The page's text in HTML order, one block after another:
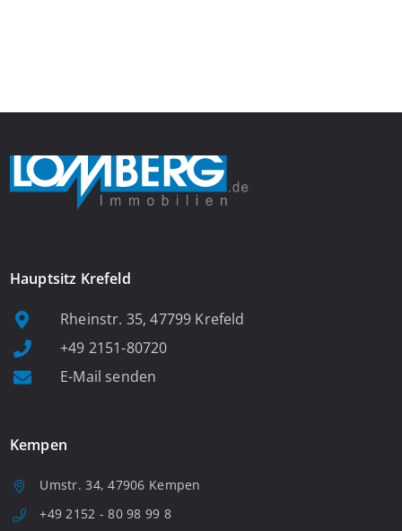
Hauptsitz Krefeld
Rheinstr. 35, 47799 Krefeld
+49 2151-80720
E-Mail senden
Kempen
Umstr. 34, 47906 Kempen
+49 2152 - 80 98 99 8